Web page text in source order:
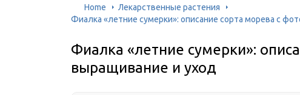
Home
Лекарственные растения
Фиалка «летние сумерки»: описание сорта морева с
Фиалка «летние сумерки»:
выращивание и уход